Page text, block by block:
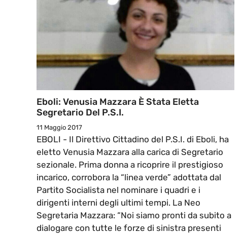
Eboli: Venusia Mazzara È Stata Eletta
Segretario Del P.S.I.
11 Maggio 2017
EBOLI - Il Direttivo Cittadino del P.S.I. di Eboli, ha
eletto Venusia Mazzara alla carica di Segretario
sezionale. Prima donna a ricoprire il prestigioso
incarico, corrobora la “linea verde” adottata dal
Partito Socialista nel nominare i quadri e i
dirigenti interni degli ultimi tempi. La Neo
Segretaria Mazzara: “Noi siamo pronti da subito a
dialogare con tutte le forze di sinistra presenti